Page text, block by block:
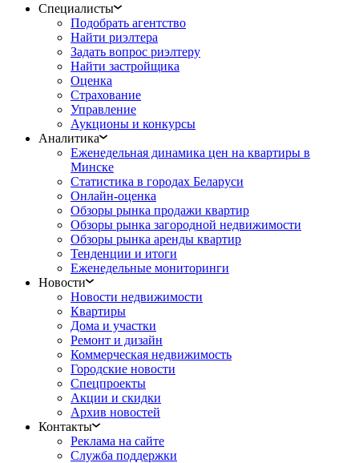
Специалисты
Подобрать агентство
Найти риэлтера
Задать вопрос риэлтеру
Найти застройщика
Оценка
Страхование
Управление
Аукционы и конкурсы
Аналитика
Еженедельная динамика цен на квартиры в
Минске
Статистика в городах Беларуси
Онлайн-оценка
Обзоры рынка продажи квартир
Обзоры рынка загородной недвижимости
Обзоры рынка аренды квартир
Тенденции и итоги
Еженедельные мониторинги
Новости
Новости недвижимости
Квартиры
Дома и участки
Ремонт и дизайн
Коммерческая недвижимость
Городские новости
Спецпроекты
Акции и скидки
Архив новостей
Контакты
Реклама на сайте
Служба поддержки